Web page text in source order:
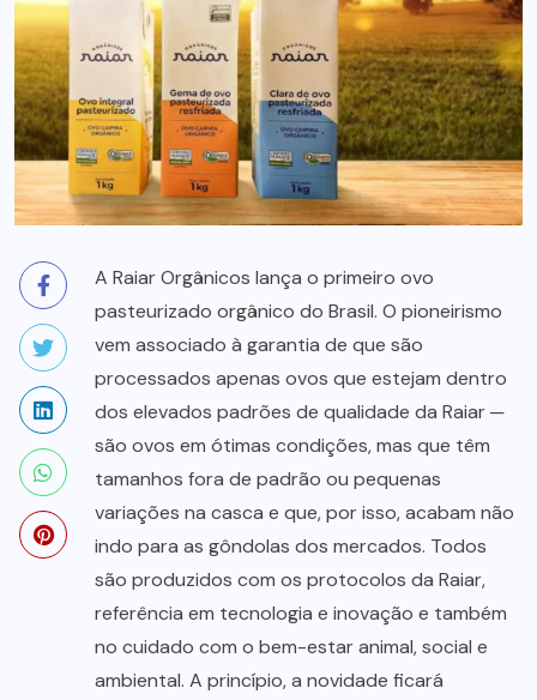
A Raiar Orgânicos lança o primeiro ovo
pasteurizado orgânico do Brasil. O pioneirismo
vem associado à garantia de que são
processados apenas ovos que estejam dentro
dos elevados padrões de qualidade da Raiar ─
são ovos em ótimas condições, mas que têm
tamanhos fora de padrão ou pequenas
variações na casca e que, por isso, acabam não
indo para as gôndolas dos mercados. Todos
são produzidos com os protocolos da Raiar,
referência em tecnologia e inovação e também
no cuidado com o bem-estar animal, social e
ambiental. A princípio, a novidade ficará